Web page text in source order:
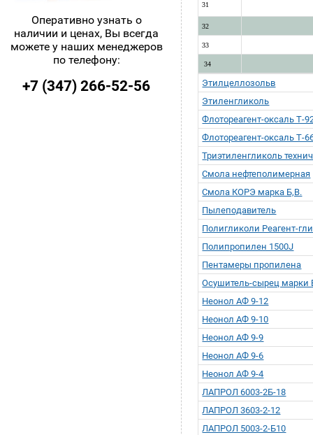
Оперативно узнать о
наличии и ценах, Вы всегда
можете у наших менеджеров
по телефону:
+7 (347) 266-52-56
31
32
33
34
Этилцеллозольв
Этиленгликоль
Флотореагент-оксаль Т-
Флотореагент-оксаль Т-
Триэтиленгликоль
Смола нефтеполимерная
Смола КОРЭ марка Б,В.
Пылеподавитель
Полигликоли Реагент-
Полипропилен 1500J
Пентамеры пропилена
Осушитель-сырец марки
Неонол АФ 9-12
Неонол АФ 9-10
Неонол АФ 9-9
Неонол АФ 9-6
Неонол АФ 9-4
ЛАПРОЛ 6003-2Б-18
ЛАПРОЛ 3603-2-12
ЛАПРОЛ 5003-2-Б10